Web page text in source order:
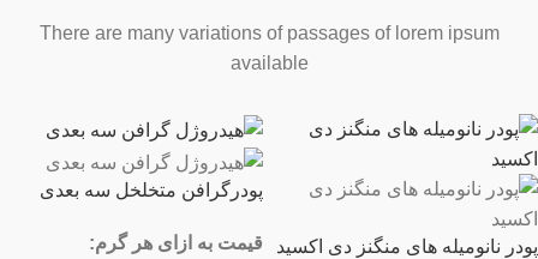
There are many variations of passages of lorem ipsum
available
پودر نانومیله های منگنز دی اکسید
پودرگرافن متخلخل سه بعدی
قیمت به ازای هر گرم: